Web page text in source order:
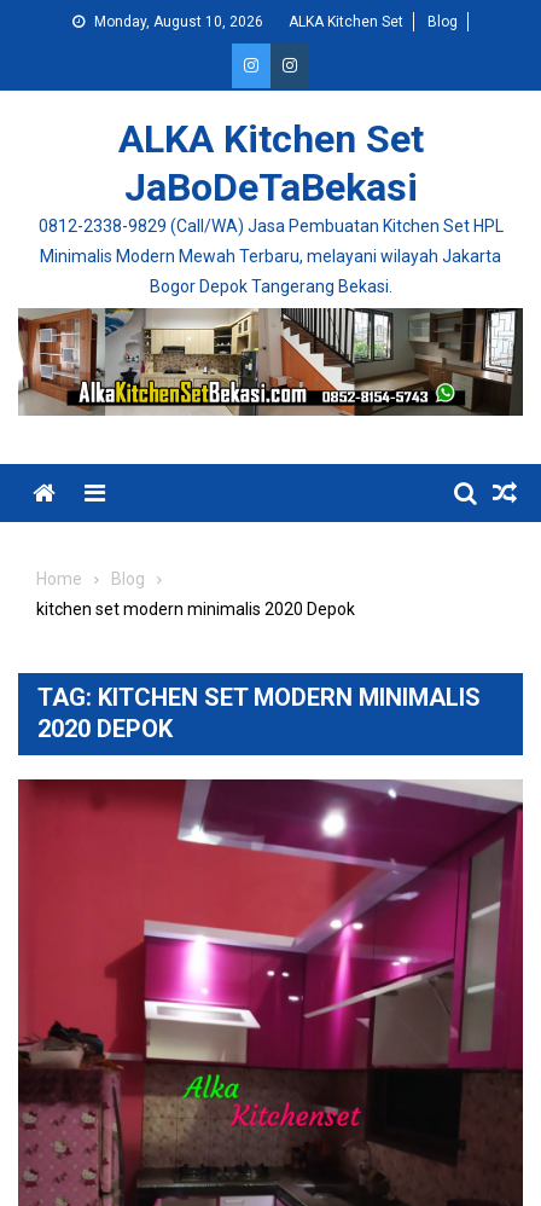
Monday, August 10, 2026 ALKA Kitchen Set Blog
ALKA Kitchen Set
JaBoDeTaBekasi
0812-2338-9829 (Call/WA) Jasa Pembuatan Kitchen Set HPL
Minimalis Modern Mewah Terbaru, melayani wilayah Jakarta
Bogor Depok Tangerang Bekasi.
Menu
Home
Blog
kitchen set modern minimalis 2020 Depok
TAG: KITCHEN SET MODERN MINIMALIS
2020 DEPOK